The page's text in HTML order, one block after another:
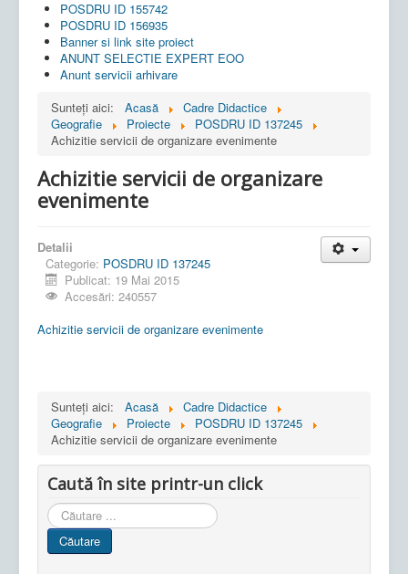
POSDRU ID 155742
POSDRU ID 156935
Banner si link site proiect
ANUNT SELECTIE EXPERT EOO
Anunt servicii arhivare
Sunteți aici:
Acasă
Cadre Didactice
Geografie
Proiecte
POSDRU ID 137245
Achizitie servicii de organizare evenimente
Achizitie servicii de organizare
evenimente
Detalii
Categorie: POSDRU ID 137245
Publicat: 19 Mai 2015
Accesări: 240557
Achizitie servicii de organizare evenimente
Sunteți aici: Acasă
Cadre Didactice
Geografie
Proiecte
POSDRU ID 137245
Achizitie servicii de organizare evenimente
Caută în site printr-un click
Cauta
in
site
Căutare